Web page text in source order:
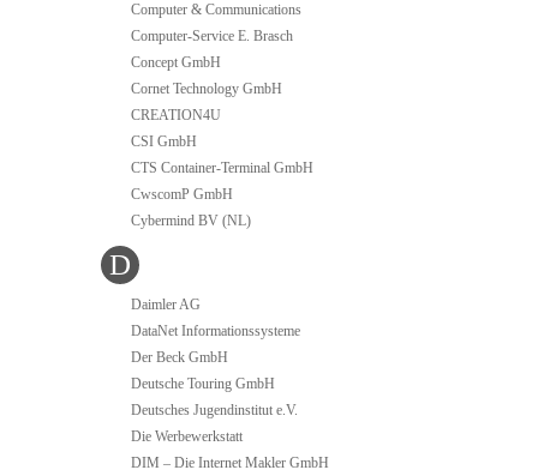
Computer & Communications
Computer-Service E. Brasch
Concept GmbH
Cornet Technology GmbH
CREATION4U
CSI GmbH
CTS Container-Terminal GmbH
CwscomP GmbH
Cybermind BV (NL)
D
Daimler AG
DataNet Informationssysteme
Der Beck GmbH
Deutsche Touring GmbH
Deutsches Jugendinstitut e.V.
Die Werbewerkstatt
DIM – Die Internet Makler GmbH